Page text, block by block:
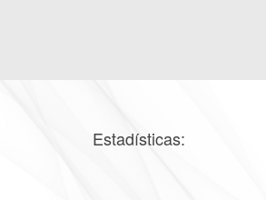
Estadísticas: